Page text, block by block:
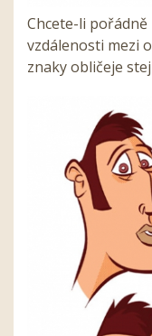
Chcete-li
vzdálenosti mezi
znaky obličeje